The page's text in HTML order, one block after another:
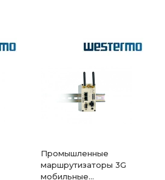
Промышленные
маршрутизаторы 3G
мобильные